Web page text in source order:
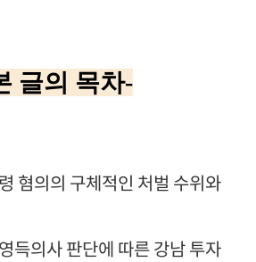
글의 목차-
혐의의 구체적인 처벌 수위와
득의사 판단에 따른 강남 투자